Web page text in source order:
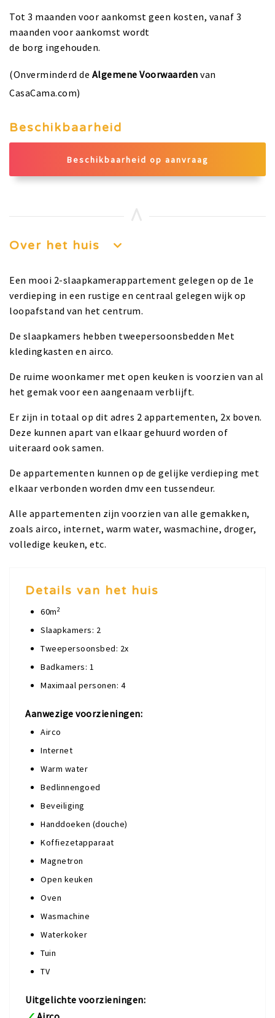
Tot 3 maanden voor aankomst geen kosten, vanaf 3
maanden voor aankomst wordt
de borg ingehouden.
(Onverminderd de Algemene Voorwaarden van
CasaCama.com)
Beschikbaarheid
Beschikbaarheid op aanvraag
Over het huis
Een mooi 2-slaapkamerappartement gelegen op de 1e
verdieping in een rustige en centraal gelegen wijk op
loopafstand van het centrum.
De slaapkamers hebben tweepersoonsbedden Met
kledingkasten en airco.
De ruime woonkamer met open keuken is voorzien van al
het gemak voor een aangenaam verblijft.
Er zijn in totaal op dit adres 2 appartementen, 2x boven.
Deze kunnen apart van elkaar gehuurd worden of
uiteraard ook samen.
De appartementen kunnen op de gelijke verdieping met
elkaar verbonden worden dmv een tussendeur.
Alle appartementen zijn voorzien van alle gemakken,
zoals airco, internet, warm water, wasmachine, droger,
volledige keuken, etc.
Details van het huis
60m2
Slaapkamers: 2
Tweepersoonsbed: 2x
Badkamers: 1
Maximaal personen: 4
Aanwezige voorzieningen:
Airco
Internet
Warm water
Bedlinnengoed
Beveiliging
Handdoeken (douche)
Koffiezetapparaat
Magnetron
Open keuken
Oven
Wasmachine
Waterkoker
Tuin
TV
Uitgelichte voorzieningen: